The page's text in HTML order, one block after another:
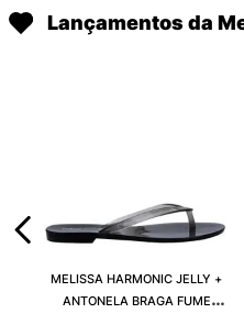
Lançamentos da
MELISSA HARMONIC JELLY +
ANTONELA BRAGA FUME